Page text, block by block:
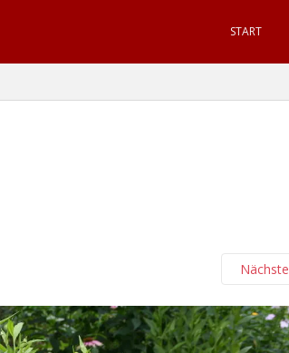
START
Nächste